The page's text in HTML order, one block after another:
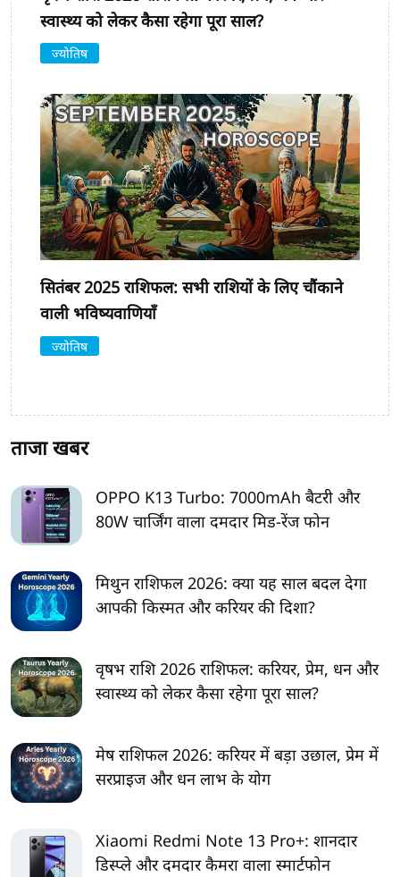
स्वास्थ्य को लेकर कैसा रहेगा पूरा साल?
ज्योतिष
सितंबर 2025 राशिफल: सभी राशियों के लिए चौंकाने
वाली भविष्यवाणियाँ
ज्योतिष
ताजा खबर
OPPO K13 Turbo: 7000mAh बैटरी और
80W चार्जिंग वाला दमदार मिड-रेंज फोन
मिथुन राशिफल 2026: क्या यह साल बदल देगा
आपकी किस्मत और करियर की दिशा?
वृषभ राशि 2026 राशिफल: करियर, प्रेम, धन और
स्वास्थ्य को लेकर कैसा रहेगा पूरा साल?
मेष राशिफल 2026: करियर में बड़ा उछाल, प्रेम में
सरप्राइज और धन लाभ के योग
Xiaomi Redmi Note 13 Pro+: शानदार
डिस्प्ले और दमदार कैमरा वाला स्मार्टफोन